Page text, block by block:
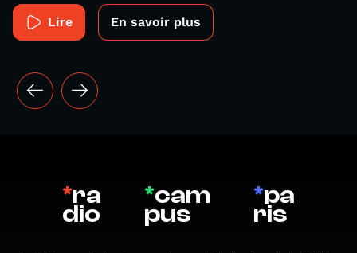
Lire En savoir plus
*ra
dio
*cam
pus
*pa
ris